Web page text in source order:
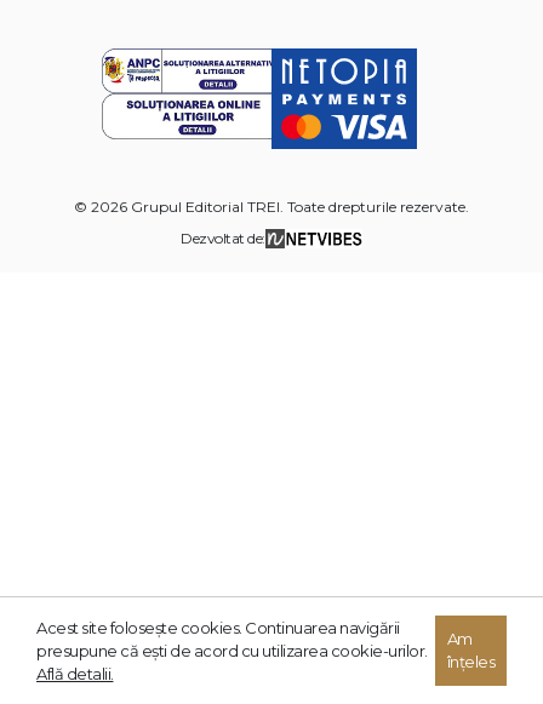
© 2026 Grupul Editorial TREI. Toate drepturile rezervate.
Dezvoltat de:
Acest site foloseşte cookies. Continuarea navigării
presupune că eşti de acord cu utilizarea cookie-urilor.
Află detalii.
Am
înțeles